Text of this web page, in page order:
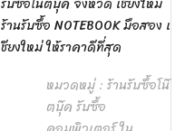
ร้านรับซื้อ NOTEBOOK มือสอง เ
ชียงใหม่ ให้ราคาดีที่สุด
หมวดหมู่ : ร้านรับซื้อโน๊
ตบุ๊ค รับซื้อ